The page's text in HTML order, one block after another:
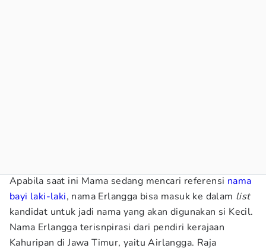
Apabila saat ini Mama sedang mencari referensi nama
bayi laki-laki, nama Erlangga bisa masuk ke dalam list
kandidat untuk jadi nama yang akan digunakan si Kecil.
Nama Erlangga terisnpirasi dari pendiri kerajaan
Kahuripan di Jawa Timur, yaitu Airlangga. Raja